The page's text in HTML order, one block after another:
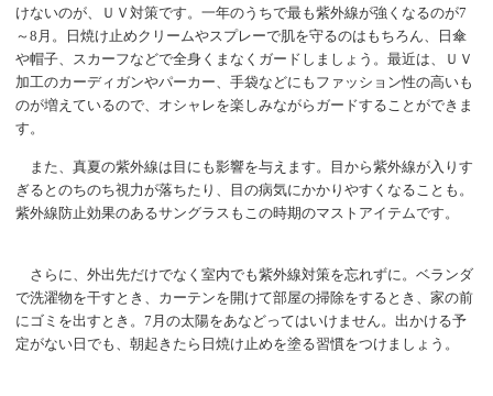
けないのが、ＵＶ対策です。一年のうちで最も紫外線が強くなるのが7
～8月。日焼け止めクリームやスプレーで肌を守るのはもちろん、日傘
や帽子、スカーフなどで全身くまなくガードしましょう。最近は、ＵＶ
加工のカーディガンやパーカー、手袋などにもファッション性の高いも
のが増えているので、オシャレを楽しみながらガードすることができま
す。
また、真夏の紫外線は目にも影響を与えます。目から紫外線が入りす
ぎるとのちのち視力が落ちたり、目の病気にかかりやすくなることも。
紫外線防止効果のあるサングラスもこの時期のマストアイテムです。
さらに、外出先だけでなく室内でも紫外線対策を忘れずに。ベランダ
で洗濯物を干すとき、カーテンを開けて部屋の掃除をするとき、家の前
にゴミを出すとき。 7月の太陽をあなどってはいけません。出かける予
定がない日でも、朝起きたら日焼け止めを塗る習慣をつけましょう。